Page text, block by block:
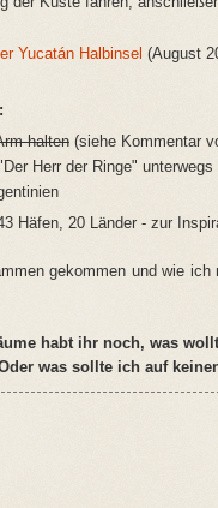
Yucatán Halbinsel (August
halten(siehe Kommentar
Herr der Ringe" unterwegs
Häfen, 20 Länder - zur
gekommen und wie
habt ihr noch, was
was sollte ich auf